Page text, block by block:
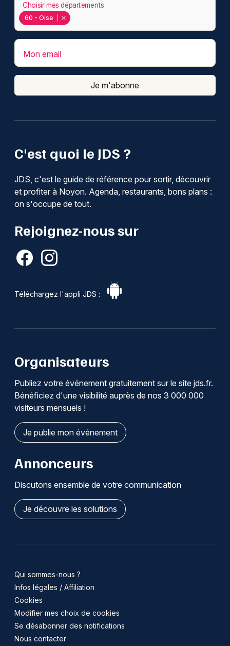
C'est quoi le JDS ?
JDS, c'est le guide de référence pour sortir, découvrir
et profiter à Noyon. Agenda, restaurants, bons plans :
on s'occupe de tout.
Rejoignez-nous sur
Téléchargez l'appli JDS :
60 - Oise
Choisir mes départements
Mon email
Je m'abonne
Organisateurs
Publiez votre événement gratuitement sur le site jds.fr.
Bénéficiez d'une visibilité auprès de nos 3 000 000
visiteurs mensuels !
Je publie mon événement
Annonceurs
Discutons ensemble de votre communication
Je découvre les solutions
Qui sommes-nous ?
Infos légales / Affiliation
Cookies
Modifier mes choix de cookies
Se désabonner des notifications
Nous contacter